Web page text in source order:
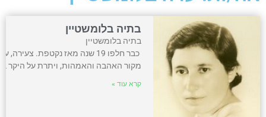
בתיה בלומשטיין
בתיה
כבר חלפו 19 שנה מאז נקטפת.
מקור האהבה והאמהות, ויתרת על היקר
קרא עוד »